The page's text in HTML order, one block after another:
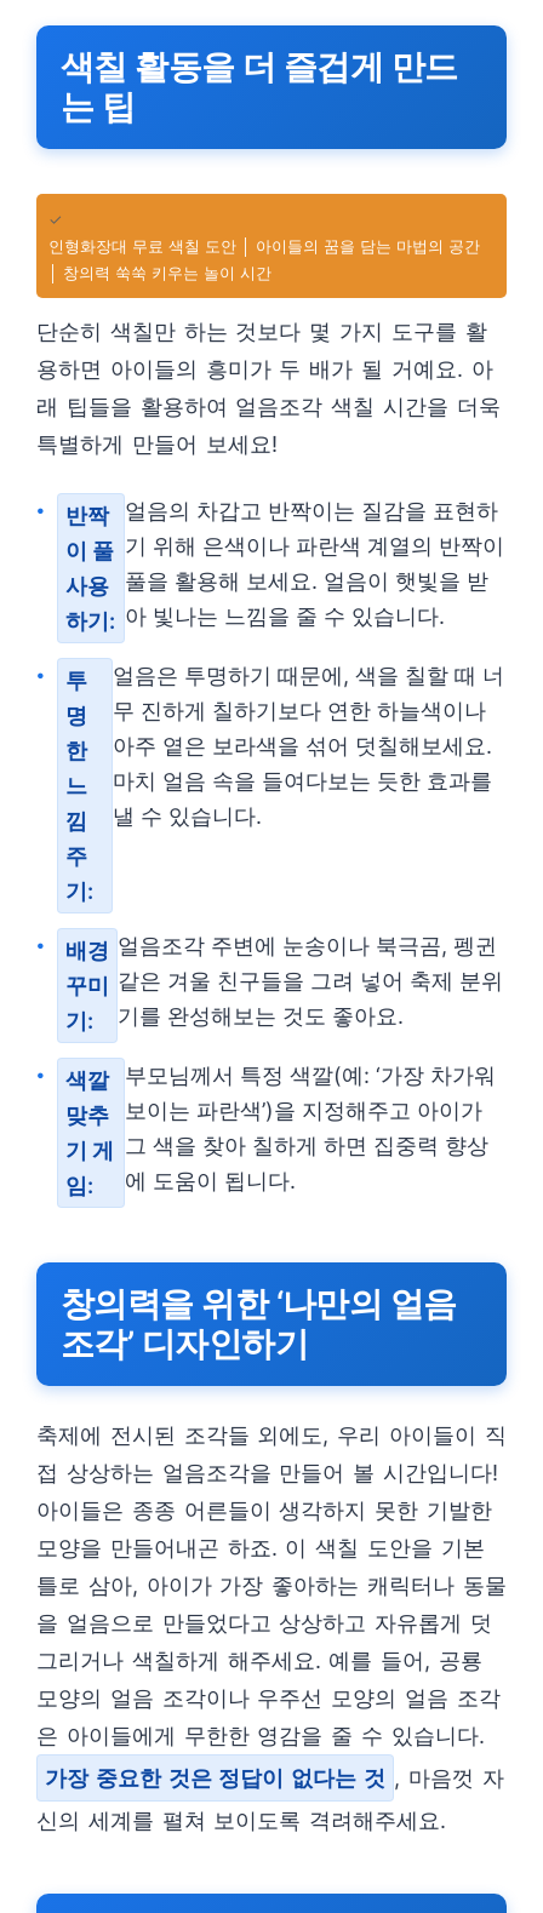
색칠 활동을 더 즐겁게 만드
는 팁
✓
인형화장대 무료 색칠 도안 │ 아이들의 꿈을 담는 마법의 공간
│ 창의력 쑥쑥 키우는 놀이 시간
단순히 색칠만 하는 것보다 몇 가지 도구를 활
용하면 아이들의 흥미가 두 배가 될 거예요. 아
래 팁들을 활용하여 얼음조각 색칠 시간을 더욱
특별하게 만들어 보세요!
반짝
이 풀
사용
하기:
얼음의 차갑고 반짝이는 질감을 표현하
기 위해 은색이나 파란색 계열의 반짝이
풀을 활용해 보세요. 얼음이 햇빛을 받
아 빛나는 느낌을 줄 수 있습니다.
투
명
한
느
낌
주
기:
얼음은 투명하기 때문에, 색을 칠할 때 너
무 진하게 칠하기보다 연한 하늘색이나
아주 옅은 보라색을 섞어 덧칠해보세요.
마치 얼음 속을 들여다보는 듯한 효과를
낼 수 있습니다.
배경
꾸미
기:
얼음조각 주변에 눈송이나 북극곰, 펭귄
같은 겨울 친구들을 그려 넣어 축제 분위
기를 완성해보는 것도 좋아요.
색깔
맞추
기 게
임:
부모님께서 특정 색깔(예: ‘가장 차가워
보이는 파란색’)을 지정해주고 아이가
그 색을 찾아 칠하게 하면 집중력 향상
에 도움이 됩니다.
창의력을 위한 ‘나만의 얼음
조각’ 디자인하기
축제에 전시된 조각들 외에도, 우리 아이들이 직
접 상상하는 얼음조각을 만들어 볼 시간입니다!
아이들은 종종 어른들이 생각하지 못한 기발한
모양을 만들어내곤 하죠. 이 색칠 도안을 기본
틀로 삼아, 아이가 가장 좋아하는 캐릭터나 동물
을 얼음으로 만들었다고 상상하고 자유롭게 덧
그리거나 색칠하게 해주세요. 예를 들어, 공룡
모양의 얼음 조각이나 우주선 모양의 얼음 조각
은 아이들에게 무한한 영감을 줄 수 있습니다.
가장 중요한 것은 정답이 없다는 것 , 마음껏 자
신의 세계를 펼쳐 보이도록 격려해주세요.